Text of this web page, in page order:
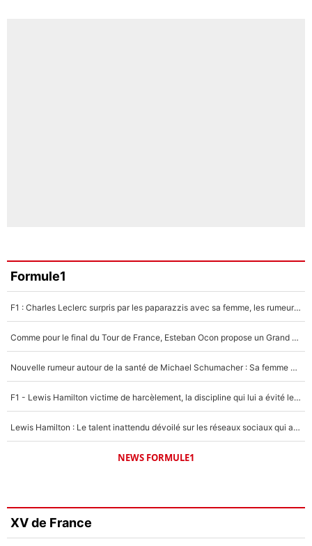
Formule1
F1 : Charles Leclerc surpris par les paparazzis avec sa femme, les rumeurs étaient vraies !
Comme pour le final du Tour de France, Esteban Ocon propose un Grand Prix de Formule 1 à Paris : «Autour de l’Arc de Triomphe, ce serait génial» !
Nouvelle rumeur autour de la santé de Michael Schumacher : Sa femme Corinna sort du silence
F1 - Lewis Hamilton victime de harcèlement, la discipline qui lui a évité le pire : «J'aurais probablement mal tourné»
Lewis Hamilton : Le talent inattendu dévoilé sur les réseaux sociaux qui a impressionné Kim Kardashian pendant leurs vacances en amoureux !
NEWS FORMULE1
XV de France